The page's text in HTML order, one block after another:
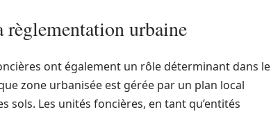
règlementation urbaine
ont également un rôle déterminant dans le
zone urbanisée est gérée par un plan local
sols. Les unités foncières, en tant qu’entités